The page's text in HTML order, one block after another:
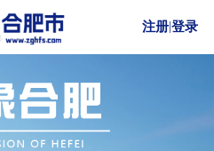
注册 |登录